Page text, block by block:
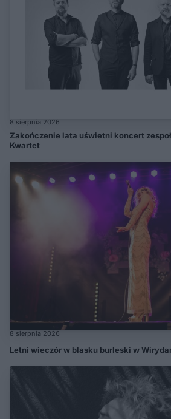
8 sierpnia 2026
Zakończenie lata uświetni koncert
Kwartet
8 sierpnia 2026
Letni wieczór w blasku burleski w